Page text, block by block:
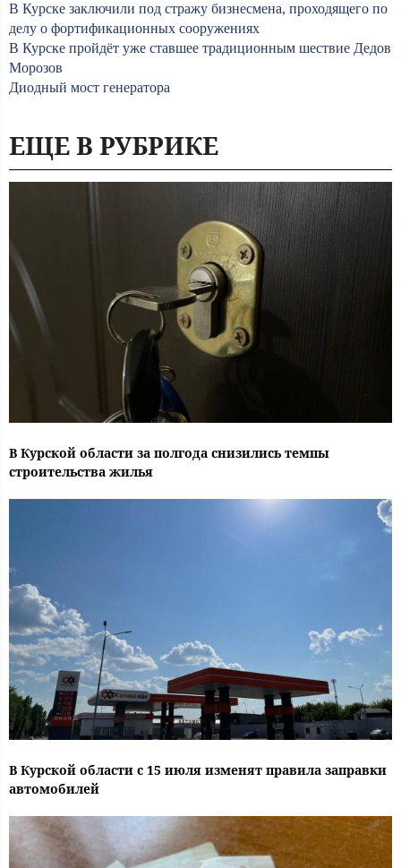
В Курске заключили под стражу бизнесмена, проходящего по
делу о фортификационных сооружениях
В Курске пройдёт уже ставшее традиционным шествие Дедов
Морозов
Диодный мост генератора
ЕЩЕ В РУБРИКЕ
В Курской области за полгода снизились темпы
строительства жилья
В Курской области с 15 июля изменят правила заправки
автомобилей